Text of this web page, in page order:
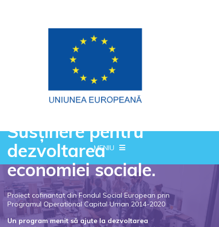
MENIU
Susținere pentru
dezvoltarea
economiei sociale.
Proiect cofinantat din Fondul Social European prin
Programul Operational Capital Uman 2014-2020
Un program menit să ajute la dezvoltarea